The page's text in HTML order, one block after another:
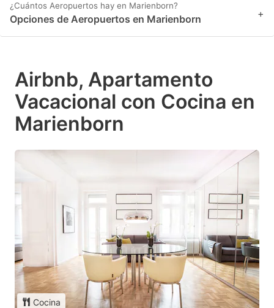
¿Cuántos Aeropuertos hay en Marienborn?
Opciones de Aeropuertos en Marienborn +
Airbnb, Apartamento
Vacacional con Cocina en
Marienborn
Cocina